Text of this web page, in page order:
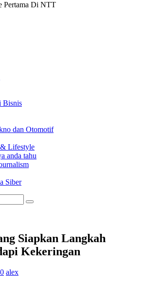
Pertama Di NTT
Bisnis
dan Otomotif
Lifestyle
anda tahu
Siber
Siapkan Langkah
Kekeringan
alex